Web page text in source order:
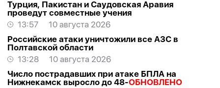
Турция, Пакистан и Саудовская Аравия
проведут совместные учения
13:57
10 августа 2026
Российские атаки уничтожили все АЗС в
Полтавской области
13:28
10 августа 2026
Число пострадавших при атаке БПЛА на
Нижнекамск выросло до 48-ОБНОВЛЕНО